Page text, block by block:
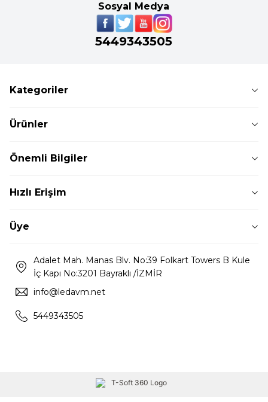
Sosyal Medya
5449343505
Kategoriler
Ürünler
Önemli Bilgiler
Hızlı Erişim
Üye
Adalet Mah. Manas Blv. No:39 Folkart Towers B Kule
İç Kapı No:3201 Bayraklı /İZMİR
info@ledavm.net
5449343505